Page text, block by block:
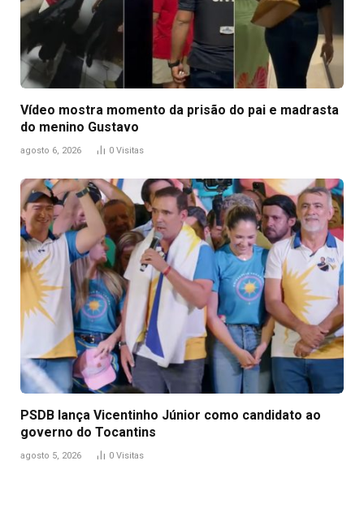
Vídeo mostra momento da prisão do pai e madrasta
do menino Gustavo
agosto 6, 2026 0 Visitas
PSDB lança Vicentinho Júnior como candidato ao
governo do Tocantins
agosto 5, 2026 0 Visitas